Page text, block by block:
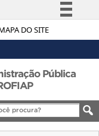
DO SITE
à informação
Legislação
Canais
Pública